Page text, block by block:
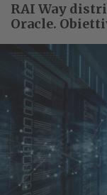
RAI Way
Oracle.